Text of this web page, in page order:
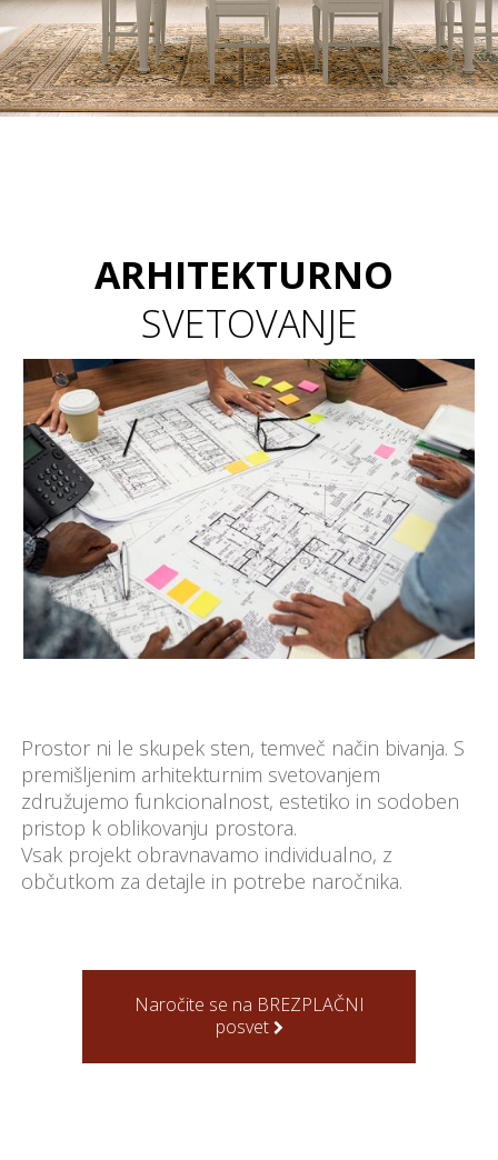
ARHITEKTURNO
SVETOVANJE
Prostor ni le skupek sten, temveč način bivanja. S
premišljenim arhitekturnim svetovanjem
združujemo funkcionalnost, estetiko in sodoben
pristop k oblikovanju prostora.
Vsak projekt obravnavamo individualno, z
občutkom za detajle in potrebe naročnika.
Naročite se na BREZPLAČNI
posvet 